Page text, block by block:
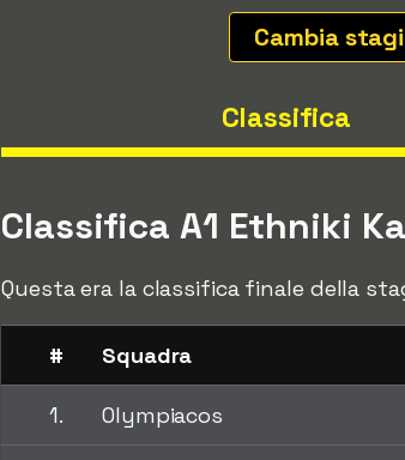
Cambia
Classifica
Classifica A1 Ethniki
Questa era la classifica finale della
# Squadra
1. Olympiacos